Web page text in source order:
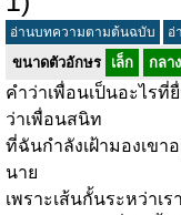
อ่านบทความตามต้นฉบับ อ่
ขนาดตัวอักษร เล็ก กลาง
คำว่าเพื่อนเป็นอะไรที่
ว่าเพื่อนสนิท
ที่ฉันกำลังเฝ้ามองเขา
นาย
เพราะเส้นกั้นระหว่าเ